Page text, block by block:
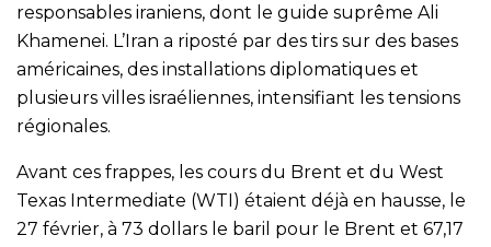
responsables iraniens, dont le guide suprême Ali
Khamenei. L’Iran a riposté par des tirs sur des bases
américaines, des installations diplomatiques et
plusieurs villes israéliennes, intensifiant les tensions
régionales.
Avant ces frappes, les cours du Brent et du West
Texas Intermediate (WTI) étaient déjà en hausse, le
27 février, à 73 dollars le baril pour le Brent et 67,17